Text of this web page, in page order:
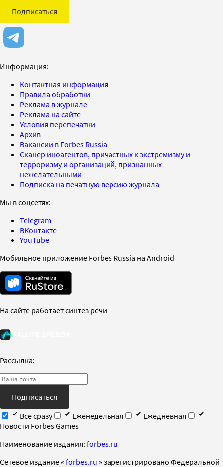
Подписаться
Информация:
Контактная информация
Правила обработки
Реклама в журнале
Реклама на сайте
Условия перепечатки
Архив
Вакансии в Forbes Russia
Сканер иноагентов, причастных к экстремизму и
терроризму и организаций, признанных
нежелательными
Подписка на печатную версию журнала
Мы в соцсетях:
Telegram
ВКонтакте
YouTube
Мобильное приложение Forbes Russia на Android
На сайте работает синтез речи
Рассылка:
Подписаться
Все сразу
Еженедельная
Ежедневная
Новости Forbes Games
Наименование издания: forbes.ru
Cетевое издание « forbes.ru » зарегистрировано Федеральной